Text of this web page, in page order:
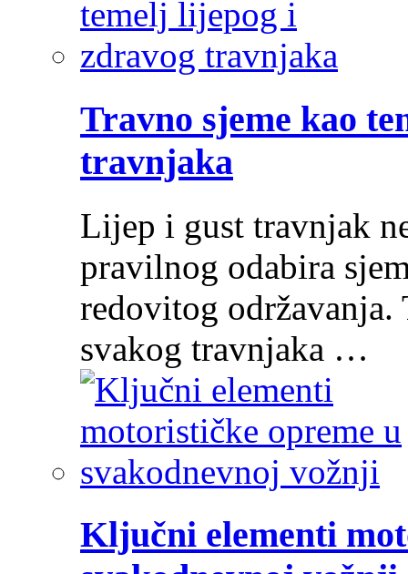
Travno sjeme kao
travnjaka
Lijep i gust travnjak
pravilnog odabira
redovitog održavanja.
svakog travnjaka …
Ključni elementi